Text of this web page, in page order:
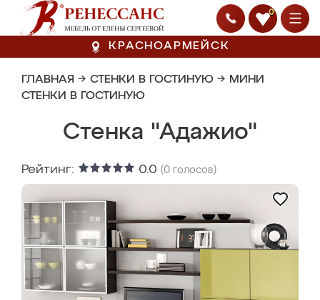
0
КРАСНОАРМЕЙСК
ГЛАВНАЯ → СТЕНКИ В ГОСТИНУЮ → МИНИ
СТЕНКИ В ГОСТИНУЮ
Стенка "Адажио"
Рейтинг: 0.0 (0 голосов)